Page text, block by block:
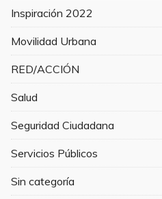
Inspiración 2022
Movilidad Urbana
RED/ACCIÓN
Salud
Seguridad Ciudadana
Servicios Públicos
Sin categoría